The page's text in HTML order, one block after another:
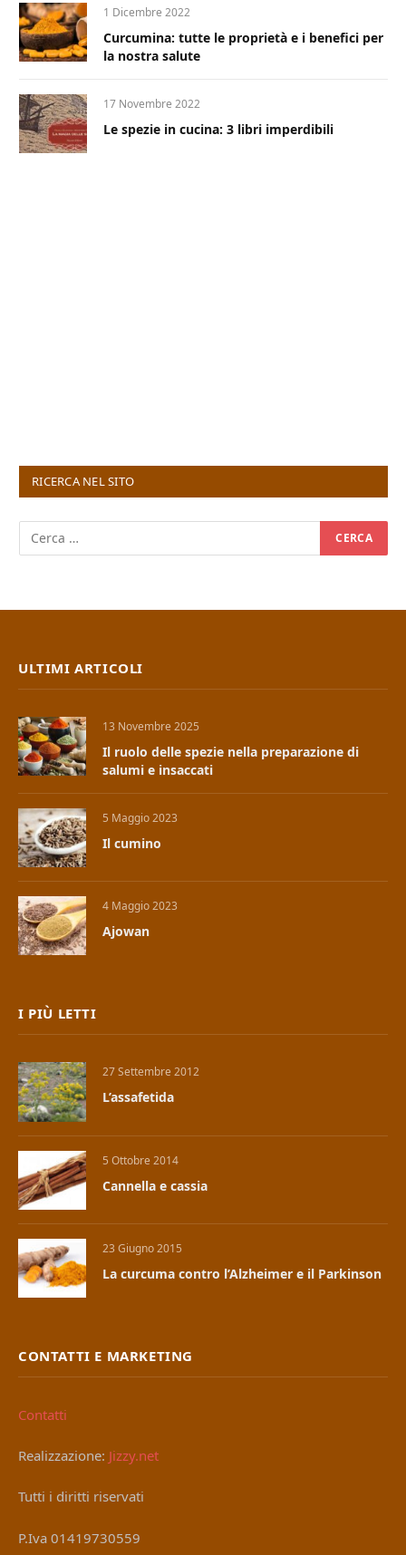
1 Dicembre 2022
Curcumina: tutte le proprietà e i benefici per
la nostra salute
17 Novembre 2022
Le spezie in cucina: 3 libri imperdibili
RICERCA NEL SITO
ULTIMI ARTICOLI
13 Novembre 2025
Il ruolo delle spezie nella preparazione di
salumi e insaccati
5 Maggio 2023
Il cumino
4 Maggio 2023
Ajowan
I PIÙ LETTI
27 Settembre 2012
L’assafetida
5 Ottobre 2014
Cannella e cassia
23 Giugno 2015
La curcuma contro l’Alzheimer e il Parkinson
CONTATTI E MARKETING
Contatti
Realizzazione: Jizzy.net
Tutti i diritti riservati
P.Iva 01419730559